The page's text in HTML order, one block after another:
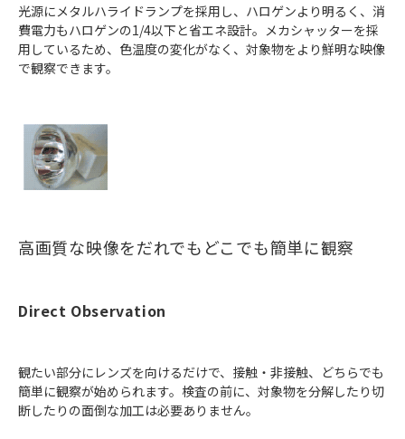
光源にメタルハライドランプを採用し、ハロゲンより明るく、消
費電力もハロゲンの1/4以下と省エネ設計。メカシャッターを採
用しているため、色温度の変化がなく、対象物をより鮮明な映像
で観察できます。
高画質な映像をだれでもどこでも簡単に観察
Direct Observation
観たい部分にレンズを向けるだけで、接触・非接触、どちらでも
簡単に観察が始められます。検査の前に、対象物を分解したり切
断したりの面倒な加工は必要ありません。